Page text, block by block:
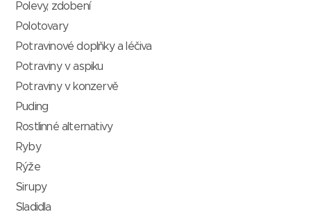
Polevy, zdobení
Polotovary
Potravinové doplňky a léčiva
Potraviny v aspiku
Potraviny v konzervě
Puding
Rostlinné alternativy
Ryby
Rýže
Sirupy
Sladidla